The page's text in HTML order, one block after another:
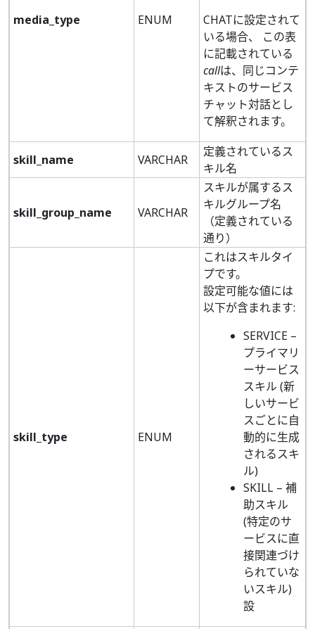
media_type ENUM
CHATに設定されて
いる場合、 この表
に記載されている
callは、同じコンテ
キストのサービス
チャット対話とし
て解釈されます。
skill_name VARCHAR
定義されているス
キル名
skill_group_name VARCHAR
スキルが属するス
キルグループ名
（定義されている
通り）
skill_type ENUM
これはスキルタイ
プです。
設定可能な値には
以下が含まれます:
SERVICE –
プライマリ
ーサービス
スキル (新
しいサービ
スごとに自
動的に生成
されるスキ
ル)
SKILL – 補
助スキル
(特定のサ
ービスに直
接関連づけ
られていな
いスキル)
設